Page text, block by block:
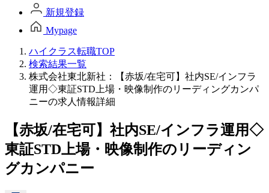
新規登録
Mypage
ハイクラス転職TOP
検索結果一覧
株式会社東北新社：【赤坂/在宅可】社内SE/インフラ
運用◇東証STD上場・映像制作のリーディングカンパ
ニーの求人情報詳細
【赤坂/在宅可】社内SE/インフラ運用◇
東証STD上場・映像制作のリーディン
グカンパニー